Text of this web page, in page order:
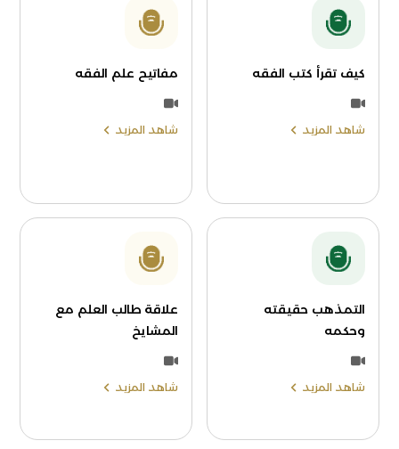
كيف تقرأ كتب الفقه
شاهد المزيد
مفاتيح علم الفقه
شاهد المزيد
التمذهب حقيقته
وحكمه
شاهد المزيد
علاقة طالب العلم مع
المشايخ
شاهد المزيد